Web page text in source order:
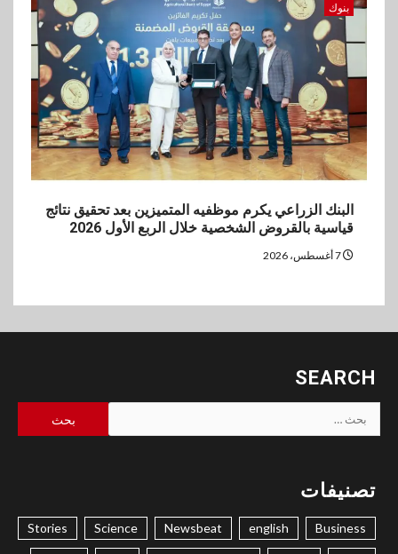
بنوك
البنك الزراعي يكرم موظفيه المتميزين بعد تحقيق نتائج
قياسية بالقروض الشخصية خلال الربع الأول 2026
SEARCH
البحث
عن:
تصنيفات
Business
english
Newsbeat
Science
Stories